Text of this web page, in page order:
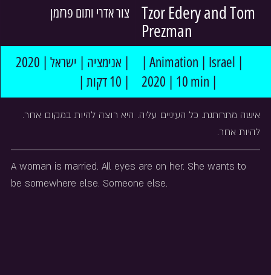
צור אדרי ותום פרזמן Tzor Edery and Tom
Prezman
| 10 דקות |
| Animation | Israel |
2020 | 10 min |
אישה מתחתנת. כל העיניים עליה. היא רוצה להיות במקום אחר.
להיות אחר.
A woman is married. All eyes are on her. She wants to
be somewhere else. Someone else.